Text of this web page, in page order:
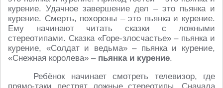
курение. Удачное завершение дел – это пьянка и
курение. Смерть, похороны – это пьянка и курение.
Ему начинают читать сказки с ложными
стереотипами. Сказка «Горе-злосчастье» – пьянка и
курение, «Солдат и ведьма» – пьянка и курение,
«Снежная королева» – пьянка и курение.
Ребёнок начинает смотреть телевизор, где